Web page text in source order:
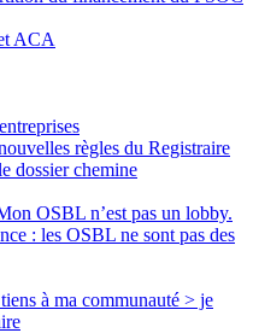
ACA
règles du Registraire
dossier chemine
OSBL n’est pas un lobby.
: les OSBL ne sont pas des
à ma communauté > je